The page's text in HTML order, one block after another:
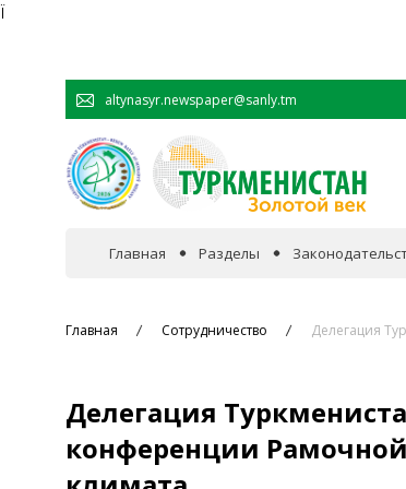
Ï
altynasyr.newspaper@sanly.tm
Главная Разделы
Сотрудничество
Главная Сотрудничество Делегация
Делегация
конференции